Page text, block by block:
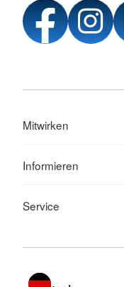
Mitwirken
Informieren
Service
Sprache wechseln zu